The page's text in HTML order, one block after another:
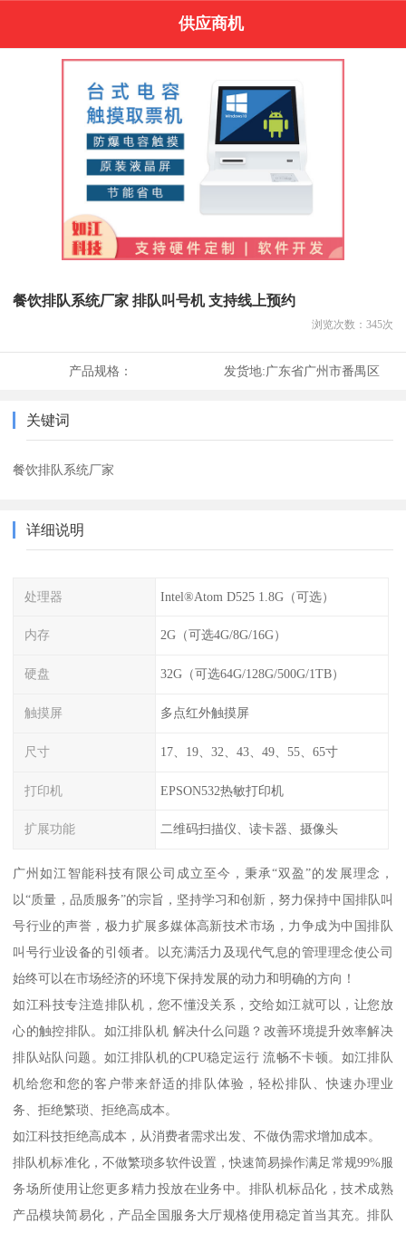
供应商机
餐饮排队系统厂家 排队叫号机 支持线上预约
浏览次数： 345次
产品规格： 发货地:广东省广州市番禺区
关键词
餐饮排队系统厂家
详细说明
处理器 Intel®Atom D525 1.8G（可选）
内存 2G（可选4G/8G/16G）
硬盘 32G（可选64G/128G/500G/1TB）
触摸屏 多点红外触摸屏
尺寸 17、19、32、43、49、55、65寸
打印机 EPSON532热敏打印机
扩展功能 二维码扫描仪、读卡器、摄像头
广州如江智能科技有限公司成立至今，秉承“双盈”的发展理念，
以“质量，品质服务”的宗旨，坚持学习和创新，努力保持中国排队叫
号行业的声誉，极力扩展多媒体高新技术市场，力争成为中国排队
叫号行业设备的引领者。以充满活力及现代气息的管理理念使公司
始终可以在市场经济的环境下保持发展的动力和明确的方向！
如江科技专注造排队机，您不懂没关系，交给如江就可以，让您放
心的触控排队。如江排队机 解决什么问题？改善环境提升效率解决
排队站队问题。如江排队机的CPU稳定运行 流畅不卡顿。如江排队
机给您和您的客户带来舒适的排队体验，轻松排队、快速办理业
务、拒绝繁琐、拒绝高成本。
如江科技拒绝高成本，从消费者需求出发、不做伪需求增加成本。
排队机标准化，不做繁琐多软件设置，快速简易操作满足常规99%服
务场所使用让您更多精力投放在业务中。排队机标品化，技术成熟
产品模块简易化，产品全国服务大厅规格使用稳定首当其充。排队